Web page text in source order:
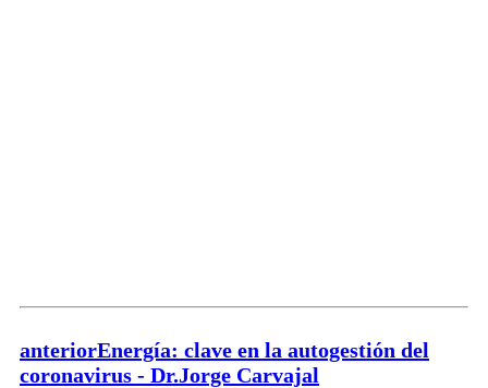
anteriorEnergía: clave en la autogestión del
coronavirus - Dr.Jorge Carvajal